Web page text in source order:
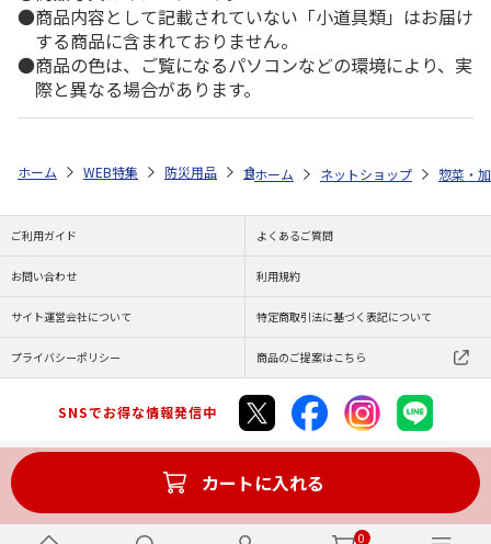
0
商品内容として記載されていない「小道具類」はお届け
する商品に含まれておりません。
商品の色は、ご覧になるパソコンなどの環境により、実
際と異なる場合があります。
カートに入れる
ホーム WEB特集 防災用品 食品 家族４人分ボリューム防災セッ
ホーム ネットショップ 惣菜・
ご利用ガイド よくあるご質問
お問い合わせ 利用規約
サイト運営会社について 特定商取引法に基づく表記について
プライバシーポリシー 商品のご提案はこちら
SNSでお得な情報発信中